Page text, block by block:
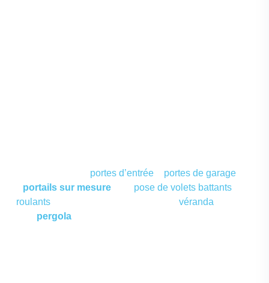
portes d’entrée– portes de garageet
portails sur mesure
pose de volets battants
roulantsou encore à la création d’une véranda
pergola